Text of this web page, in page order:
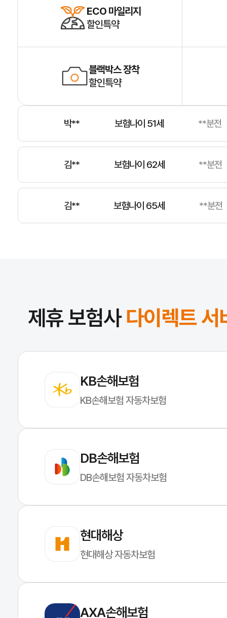
ECO 마일리지
할인특약
블랙박스 장착
할인특약
전** 보험나이 38세
이** 보험나이 53세 **분전
박** 보험나이 51세
김** 보험나이 62세 **분전
김** 보험나이 65세 **분전
정** 보험나이 66세 **분전
제휴 보험사다이렉트 서
KB손해보험
KB손해보험 자동차보험
DB손해보험
DB손해보험 자동차보험
현대해상
현대해상 자동차보험
AXA손해보험